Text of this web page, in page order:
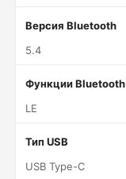
Версия Bluetooth
5.4
Функции Bluetooth
LE
Тип USB
USB Type-C